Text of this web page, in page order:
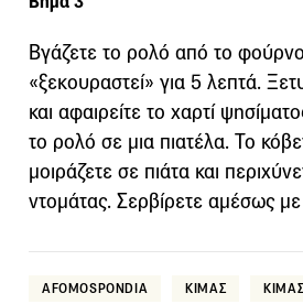
Βγάζετε το ρολό από το
«ξεκουραστεί» για 5 λεπτά.
και αφαιρείτε το χαρτί
το ρολό σε μια πιατέλα. Το
μοιράζετε σε πιάτα και
ντομάτας. Σερβίρετε αμέσως
AFOMOSPONDIA ΚΙΜΑΣ